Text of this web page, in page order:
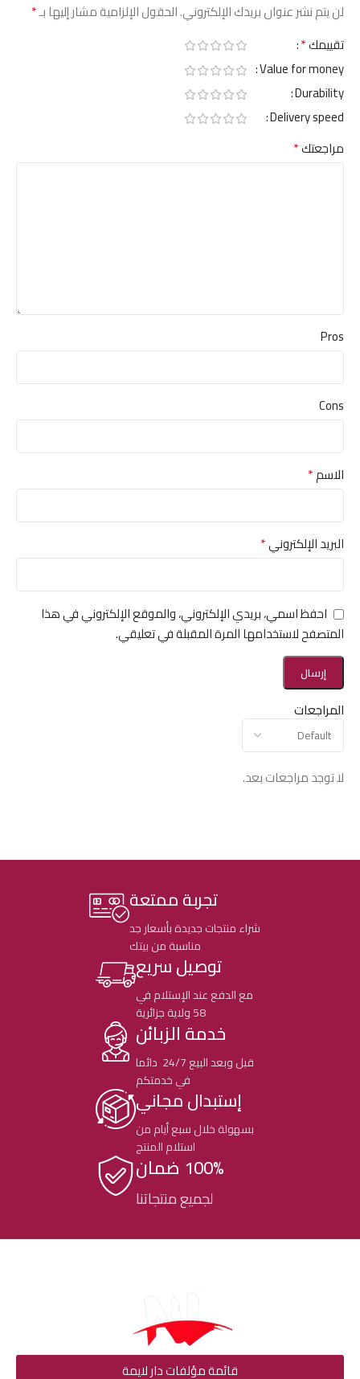
المراجعات
لا توجد مراجعات بعد.
لن يتم نشر عنوان بريدك الإلكتروني.الحقول الإلزامية مشار إليها بـ*
تقييمك*
Value for money
Durability
Delivery speed
مراجعتك*
Pros
Cons
الاسم*
البريد الإلكتروني*
احفظ اسمي، بريدي الإلكتروني، والموقع الإلكتروني في هذا
المتصفح لاستخدامها المرة المقبلة في تعليقي.
تجربة ممتعة
شراء منتجات جديدة بأسعار جد
مناسبة من بيتك
توصيل سريع
مع الدفع عند الإستلام في
58 ولاية جزائرية
خدمة الزبائن
قبل وبعد البيع 24/7 دائما
في خدمتكم
إستبدال مجاني
بسهولة خلال سبع أيام من
استلام المنتج
100% ضمان
لجميع منتجاتنا
قائمة مؤلفات دار لايمة